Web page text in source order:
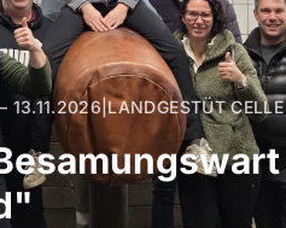
13.11.2026|LANDGESTÜT CELLE